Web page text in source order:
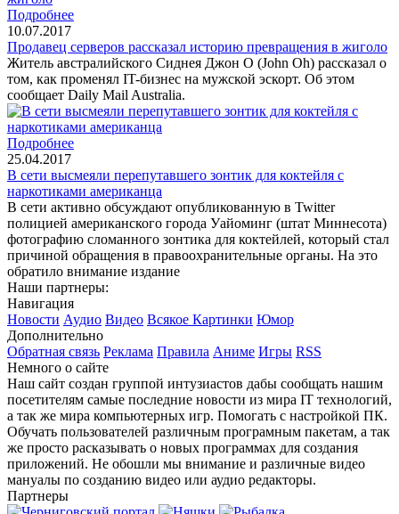
Подробнее
10.07.2017
Продавец серверов рассказал историю превращения в жиголо
Житель австралийского Сиднея Джон О (John Oh) рассказал о
том, как променял IT-бизнес на мужской эскорт. Об этом
сообщает Daily Mail Australia.
Подробнее
25.04.2017
В сети высмеяли перепутавшего зонтик для коктейля с
наркотиками американца
В сети активно обсуждают опубликованную в Twitter
полицией американского города Уайоминг (штат Миннесота)
фотографию сломанного зонтика для коктейлей, который стал
причиной обращения в правоохранительные органы. На это
обратило внимание издание
Наши партнеры:
Навигация
Новости Аудио Видео Всякое Картинки Юмор
Дополнительно
Обратная связь Реклама Правила Аниме Игры RSS
Немного о сайте
Наш сайт создан группой интузиастов дабы сообщать нашим
посетителям самые последние новости из мира IT технологий,
а так же мира компьютерных игр. Помогать с настройкой ПК.
Обучать пользователей различным програмным пакетам, а так
же просто расказывать о новых программах для создания
приложений. Не обошли мы внимание и различные видео
мануалы по созданию видео или аудио редакторы.
Партнеры